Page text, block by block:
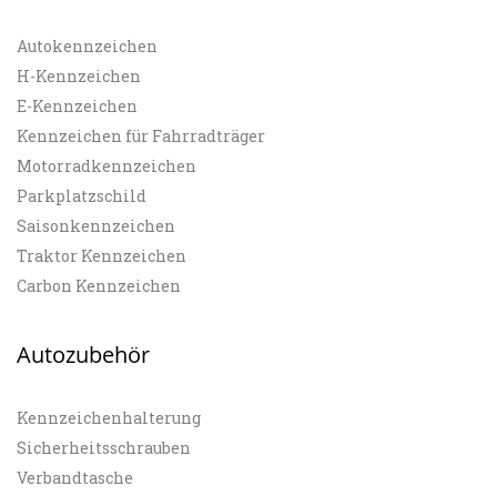
Autokennzeichen
H-Kennzeichen
E-Kennzeichen
Kennzeichen für Fahrradträger
Motorradkennzeichen
Parkplatzschild
Saisonkennzeichen
Traktor Kennzeichen
Carbon Kennzeichen
Autozubehör
Kennzeichenhalterung
Sicherheitsschrauben
Verbandtasche